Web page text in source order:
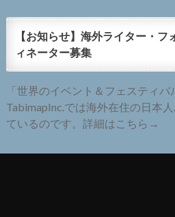
【お知らせ】海外ライター・
ィネーター募集
「世界のイベント＆フェスティ
TabimapInc.では海外在住の日本
ているのです。詳細はこちら→